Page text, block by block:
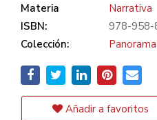
Materia
Narrativa
ISBN:
978-
Colección:
Añadir a favoritos